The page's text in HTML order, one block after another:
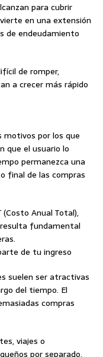
para cubrir
en una extensión
de endeudamiento
de romper,
a crecer más rápido
motivos por los que
que el usuario lo
permanezca una
final de las compras
Anual Total),
fundamental
de tu ingreso
suelen ser atractivas
del tiempo. El
compras
viajes o
por separado,